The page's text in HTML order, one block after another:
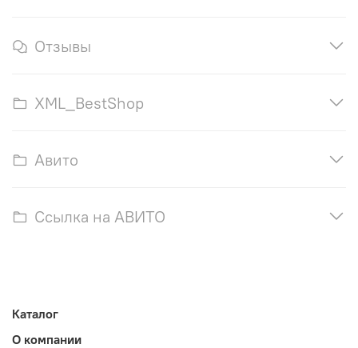
Отзывы
XML_BestShop
Авито
Ссылка на АВИТО
Каталог
О компании